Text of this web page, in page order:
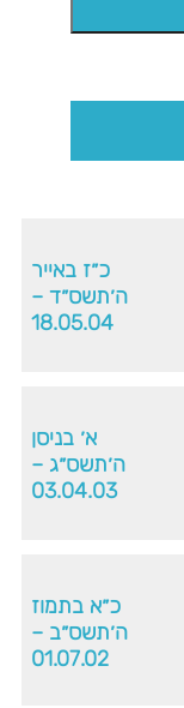
כ״ז באייר
ה׳תשס״ד –
18.05.04
א׳ בניסן
ה׳תשס״ג –
03.04.03
כ״א בתמוז
ה׳תשס״ב –
01.07.02